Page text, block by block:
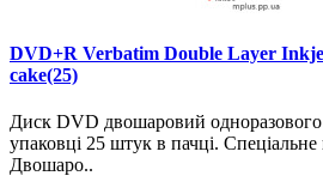
DVD+R Verbatim Double Layer
cake(25)
Диск DVD двошаровий одноразового
упаковці 25 штук в пачці.
Двошаро..